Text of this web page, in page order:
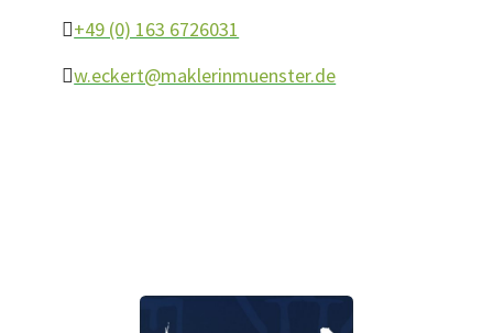
+49 (0) 163 6726031
w.eckert@maklerinmuenster.de